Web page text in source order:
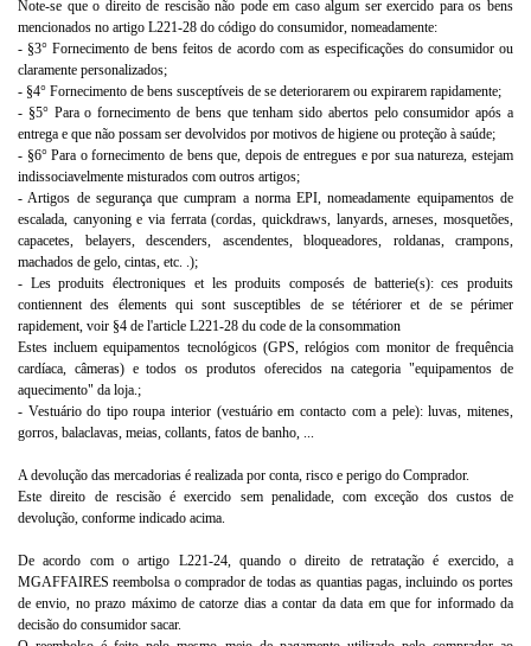
Note-se que o direito de rescisão não pode em caso algum ser exercido para os bens
mencionados no artigo L221-28 do código do consumidor, nomeadamente:
- §3° Fornecimento de bens feitos de acordo com as especificações do consumidor ou
claramente personalizados;
- §4° Fornecimento de bens susceptíveis de se deteriorarem ou expirarem rapidamente;
- §5° Para o fornecimento de bens que tenham sido abertos pelo consumidor após a
entrega e que não possam ser devolvidos por motivos de higiene ou proteção à saúde;
- §6° Para o fornecimento de bens que, depois de entregues e por sua natureza, estejam
indissociavelmente misturados com outros artigos;
- Artigos de segurança que cumpram a norma EPI, nomeadamente equipamentos de
escalada, canyoning e via ferrata (cordas, quickdraws, lanyards, arneses, mosquetões,
capacetes, belayers, descenders, ascendentes, bloqueadores, roldanas, crampons,
machados de gelo, cintas, etc. .);
- Les produits électroniques et les produits composés de batterie(s): ces produits
contiennent des élements qui sont susceptibles de se tétériorer et de se périmer
rapidement, voir §4 de l'article L221-28 du code de la consommation
Estes incluem equipamentos tecnológicos (GPS, relógios com monitor de frequência
cardíaca, câmeras) e todos os produtos oferecidos na categoria "equipamentos de
aquecimento" da loja.;
- Vestuário do tipo roupa interior (vestuário em contacto com a pele): luvas, mitenes,
gorros, balaclavas, meias, collants, fatos de banho, ...
A devolução das mercadorias é realizada por conta, risco e perigo do Comprador.
Este direito de rescisão é exercido sem penalidade, com exceção dos custos de
devolução, conforme indicado acima.
De acordo com o artigo L221-24, quando o direito de retratação é exercido, a
MGAFFAIRES reembolsa o comprador de todas as quantias pagas, incluindo os portes
de envio, no prazo máximo de catorze dias a contar da data em que for informado da
decisão do consumidor sacar.